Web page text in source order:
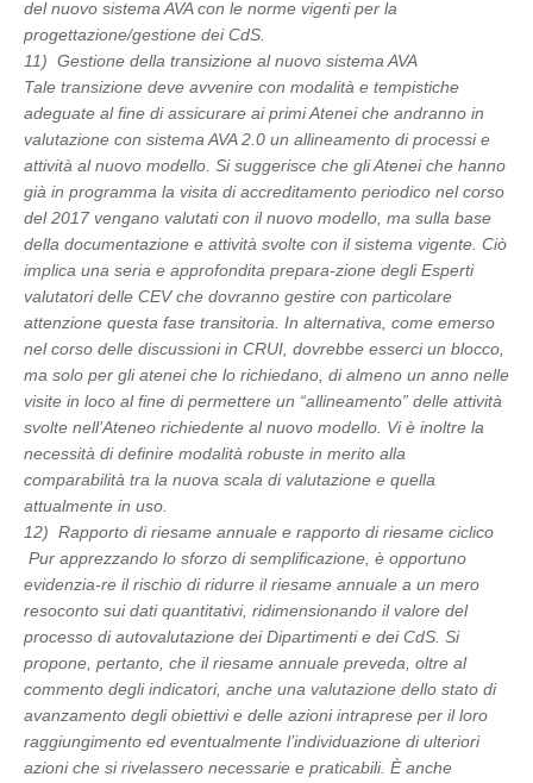
del nuovo sistema AVA con le norme vigenti per la
progettazione/gestione dei CdS.
11) Gestione della transizione al nuovo sistema AVA
Tale transizione deve avvenire con modalità e tempistiche
adeguate al fine di assicurare ai primi Atenei che andranno in
valutazione con sistema AVA 2.0 un allineamento di processi e
attività al nuovo modello. Si suggerisce che gli Atenei che hanno
già in programma la visita di accreditamento periodico nel corso
del 2017 vengano valutati con il nuovo modello, ma sulla base
della documentazione e attività svolte con il sistema vigente. Ciò
implica una seria e approfondita prepara-zione degli Esperti
valutatori delle CEV che dovranno gestire con particolare
attenzione questa fase transitoria. In alternativa, come emerso
nel corso delle discussioni in CRUI, dovrebbe esserci un blocco,
ma solo per gli atenei che lo richiedano, di almeno un anno nelle
visite in loco al fine di permettere un “allineamento” delle attività
svolte nell’Ateneo richiedente al nuovo modello. Vi è inoltre la
necessità di definire modalità robuste in merito alla
comparabilità tra la nuova scala di valutazione e quella
attualmente in uso.
12) Rapporto di riesame annuale e rapporto di riesame ciclico
Pur apprezzando lo sforzo di semplificazione, è opportuno
evidenzia-re il rischio di ridurre il riesame annuale a un mero
resoconto sui dati quantitativi, ridimensionando il valore del
processo di autovalutazione dei Dipartimenti e dei CdS. Si
propone, pertanto, che il riesame annuale preveda, oltre al
commento degli indicatori, anche una valutazione dello stato di
avanzamento degli obiettivi e delle azioni intraprese per il loro
raggiungimento ed eventualmente l’individuazione di ulteriori
azioni che si rivelassero necessarie e praticabili. È anche